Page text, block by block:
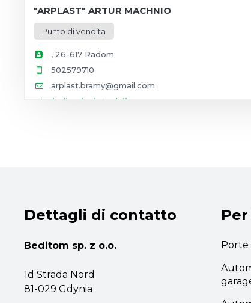
"ARPLAST" ARTUR MACHNIO
Punto di vendita
, 26-617 Radom
502579710
arplast.bramy@gmail.com
indicazioni stradali
48514858315
biuro@mtgop.pl
Dettagli di contatto
Beditom sp. z o.o.
1d Strada Nord
81-029 Gdynia
Per
Porte